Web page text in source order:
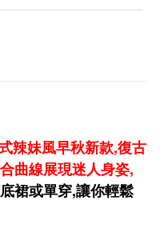
辣妹風早秋新款,復古
曲線展現迷人身姿,
裙或單穿,讓你輕鬆